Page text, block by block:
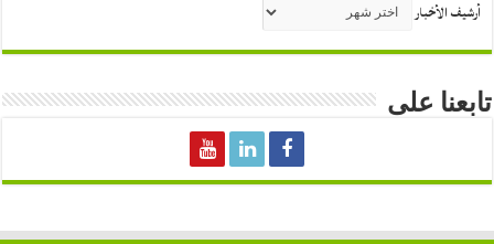
أرشيف الأخبار
تابعنا على